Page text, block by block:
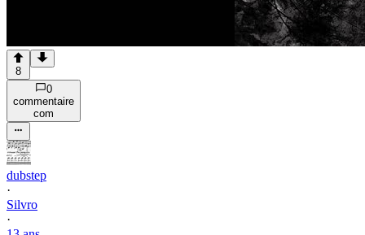
8
0
commentaire
com
dubstep
·
Silvro
·